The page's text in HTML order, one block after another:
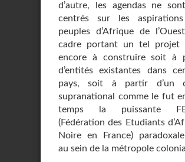
d’autre, les agendas ne
centrés sur les
peuples d’Afrique de
cadre portant un tel projet
encore à construire soit à
d’entités existantes dans
pays, soit à partir d’un
supranational comme le fut
temps la puissante
(Fédération des Etudiants
Noire en France)
au sein de la métropole